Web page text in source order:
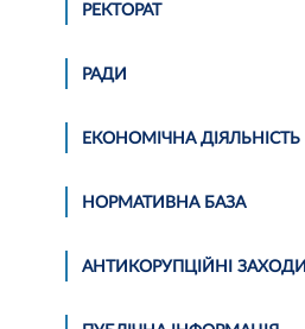
РЕКТОРАТ
РАДИ
ЕКОНОМІЧНА ДІЯЛЬНІСТЬ
НОРМАТИВНА БАЗА
АНТИКОРУПЦІЙНІ ЗАХОДИ